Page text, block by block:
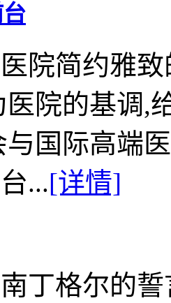
院简约雅
医院的基调,
与国际高端
...[详情]
丁格尔的